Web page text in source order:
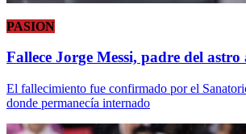
PASION
Fallece Jorge Messi, padre del
El fallecimiento fue confirmado por el
donde permanecía internado